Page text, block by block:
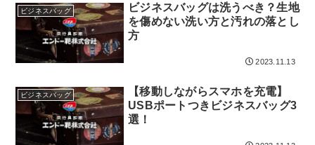
ビジネスバッグ
ビジネスバッグは洗うべき？生地
を傷めない洗い方と汚れの落とし
方
2023.11.13
ビジネスバッグ
【移動しながらスマホを充電】
USBポートつきビジネスバッグ3
選！